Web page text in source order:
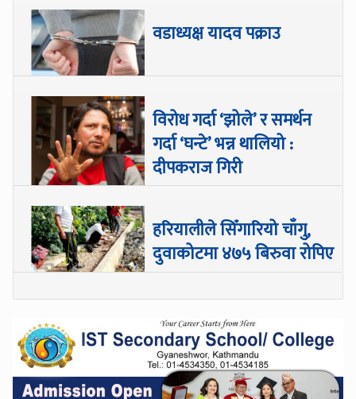
वडाध्यक्ष यादव पक्राउ
विरोध गर्दा ‘झोले’ र समर्थन
गर्दा ‘घन्टे’ भन्न थालियो :
दीपकराज गिरी
हरियालीले सिँगारियो चाँगु,
दुवाकोटमा ४७५ बिरुवा रोपिए